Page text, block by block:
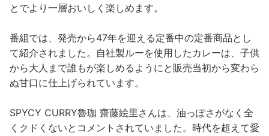
とでより一層おいしく楽しめます。
番組では、発売から47年を迎える定番中の定番商品とし
て紹介されました。自社製ルーを使用したカレーは、子供
から大人まで誰もが楽しめるようにと販売当初から変わら
ぬ甘口に仕上げられています。
SPYCY CURRY魯珈 齋藤絵里さんは、油っぽさがなく全
くクドくないとコメントされていました。時代を超えて愛